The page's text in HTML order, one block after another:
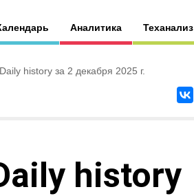
Аналитика Теханализ
history за 2 декабря 2025 г.
history